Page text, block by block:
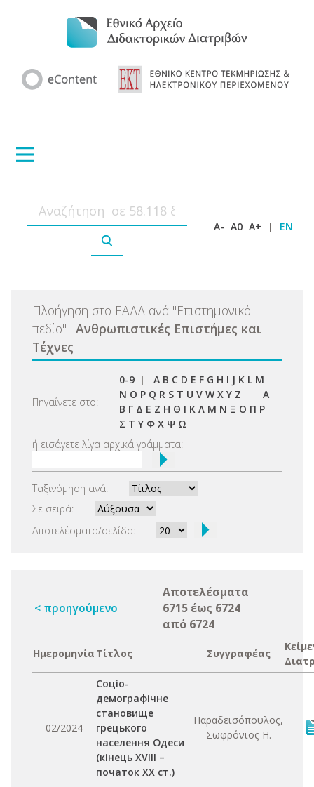
A- A0 A+ | EN
Πλοήγηση στο ΕΑΔΔ ανά "Επιστημονικό
πεδίο" : Ανθρωπιστικές Επιστήμες και
Τέχνες
Πηγαίνετε στο:
0-9 | A B C D E F G H I J K L M
N O P Q R S T U V W X Y Z | Α
Β Γ Δ Ε Ζ Η Θ Ι Κ Λ Μ Ν Ξ Ο Π Ρ
Σ Τ Υ Φ Χ Ψ Ω
ή εισάγετε λίγα αρχικά γράμματα:
Ταξινόμηση ανά:
Σε σειρά:
Αποτελέσματα/σελίδα:
< προηγούμενο
Αποτελέσματα
6715 έως 6724
από 6724
Ημερομηνία Τίτλος Συγγραφέας
02/2024
Соціо-
демографічне
становище
грецького
населення Одеси
(кінець XVIII –
початок XX ст.)
Παραδεισόπουλος,
Σωφρόνιος Η.